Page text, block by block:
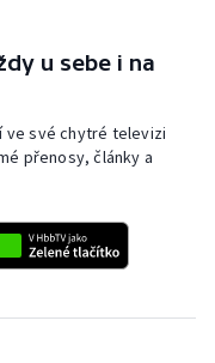
u sebe i na
ve své chytré televizi
přenosy, články a